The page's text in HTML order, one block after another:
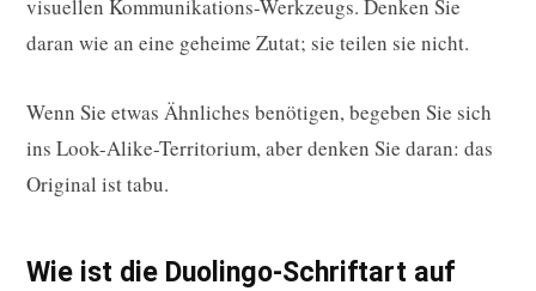
visuellen Kommunikations-Werkzeugs. Denken Sie
daran wie an eine geheime Zutat; sie teilen sie nicht.
Wenn Sie etwas Ähnliches benötigen, begeben Sie sich
ins Look-Alike-Territorium, aber denken Sie daran: das
Original ist tabu.
Wie ist die Duolingo-Schriftart auf